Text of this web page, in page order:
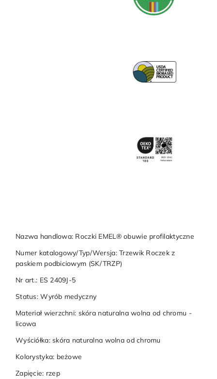
Nazwa handlowa: Roczki EMEL® obuwie profilaktyczne
Numer katalogowy/Typ/Wersja: Trzewik Roczek z
paskiem podbiciowym (SK/TRZP)
Nr art.: ES 2409J-5
Status: Wyrób medyczny
Materiał wierzchni: skóra naturalna wolna od chromu -
licowa
Wyściółka: skóra naturalna wolna od chromu
Kolorystyka: beżowe
Zapięcie: rzep